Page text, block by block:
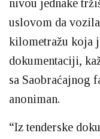
nivou jednake
uslovom da
kilometražu koja
dokumentaciji,
sa Saobraćajnog
anoniman.
“Iz tenderske